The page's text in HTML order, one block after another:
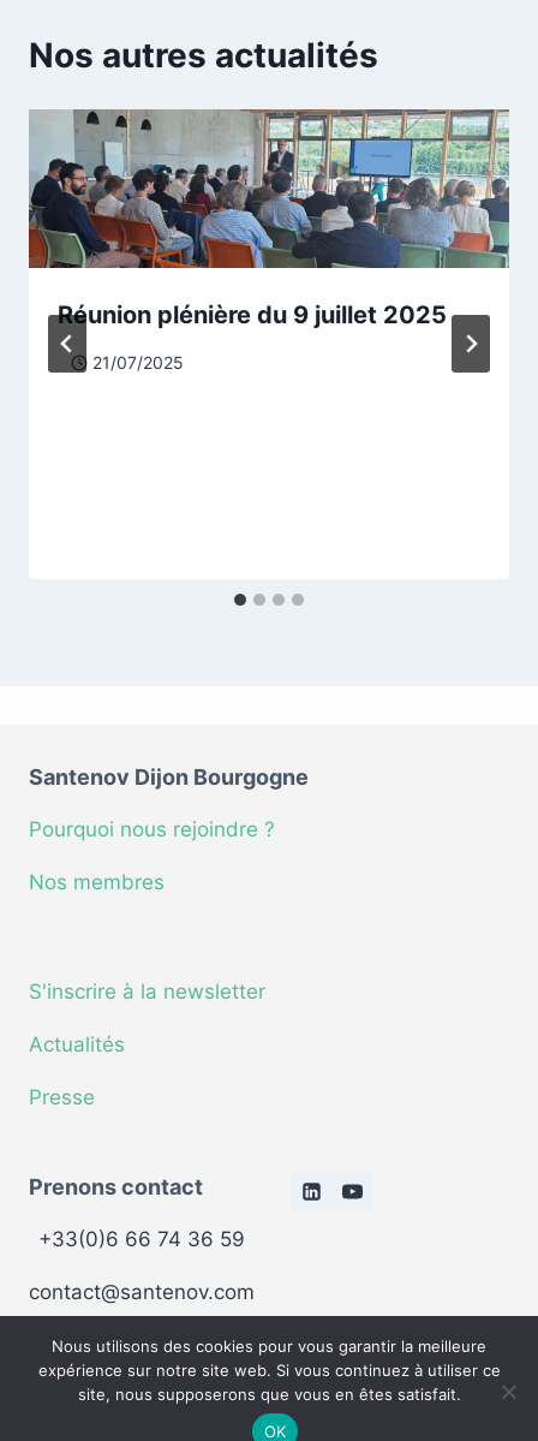
Nos autres actualités
Réunion plénière du 9 juillet 2025
21/07/2025
Santenov Dijon Bourgogne
Pourquoi nous rejoindre ?
Nos membres
S'inscrire à la newsletter
Actualités
Presse
Prenons contact
+33(0)6 66 74 36 59
contact@santenov.com
© 2026 Santenov Dijon Bourgogne - Tous droits
réservés -Politique de confidentialité -Mentions
légales
Nous utilisons des cookies pour vous garantir la meilleure
expérience sur notre site web. Si vous continuez à utiliser ce
site, nous supposerons que vous en êtes satisfait.
OK